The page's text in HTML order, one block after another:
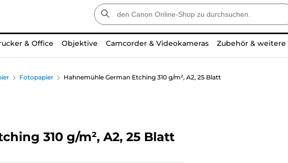
& Office Objektive Camcorder & Videokameras Zubehör &
Fotopapier Hahnemühle German Etching 310 g/m², A2, 25 Blatt
310 g/m², A2, 25 Blatt